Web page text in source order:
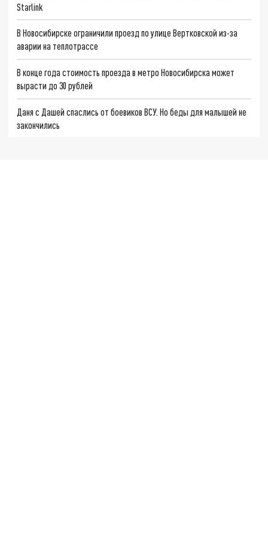
Starlink
В Новосибирске ограничили проезд по улице Вертковской из-за
аварии на теплотрассе
В конце года стоимость проезда в метро Новосибирска может
вырасти до 30 рублей
Даня с Дашей спаслись от боевиков ВСУ. Но беды для малышей не
закончились